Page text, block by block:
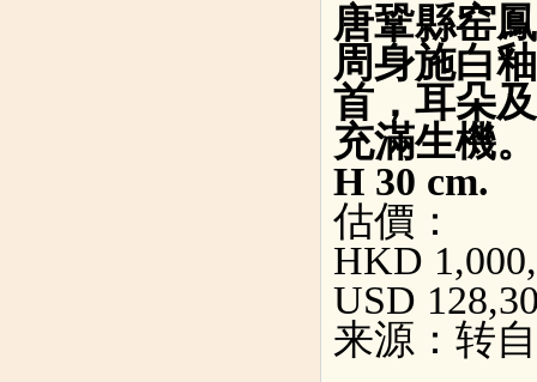
唐鞏縣窑
周身施白
首，耳朵
充滿生機。
H 30 cm.
估價：
HKD
USD
来源：转